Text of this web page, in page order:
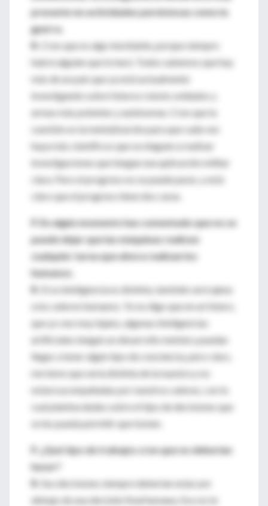
presente en actividades perniciosas como la
guerra.
Creo que es algo inevitable, porque siempre
habrá alguien que lo hará. Todos sabemos que hay
más de un país que ya está actualmente
investigando sobre futuros robots soldados y
armas más potentes y autónomas. Creo que la
cuestión es la mentalización para que cada vez
haya más científicos que se nieguen a realizar
investigaciones que tengan una aplicación militar
clara. Pero el progreso no se puede parar, y está
claro que el progreso tiene dos caras.
P. En algún momento has comentado que no se
puede dejar que las máquinas realicen
cualquier tarea que ahora realizan los
humanos.
R.
Si su inteligencia es distinta, también será ajena
a los valores humanos. Yo no digo que en un futuro,
que yo veo muy lejano, algunas inteligencias
artificiales tengan un desarrollo mental y puedan
llegar a tener algún tipo de conciencia, pero claro,
me temo que sería distinta de la nuestra y no
estará acompañadas por nuestros valores, con lo
cual plantea dudas sobre el tipo de decisiones que
se les pueda permitir que tomen.
P. ¿Qué tipo de trabajos cree que no deberían
hacer?
R.
Sus decisiones siempre deberían estar por
debajo de una decisión final humana. Eso no te